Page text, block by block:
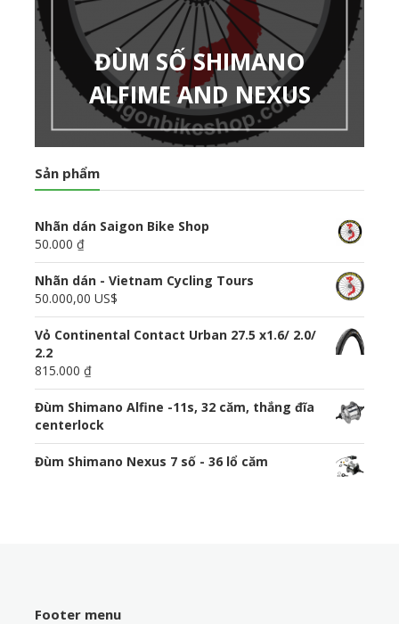
ĐÙM SỐ SHIMANO
ALFIME AND NEXUS
Sản phẩm
Nhãn dán Saigon Bike Shop
50.000 ₫
Nhãn dán - Vietnam Cycling Tours
50.000,00 US$
Vỏ Continental Contact Urban 27.5 x1.6/ 2.0/
2.2
815.000 ₫
Đùm Shimano Alfine -11s, 32 căm, thắng đĩa
centerlock
Đùm Shimano Nexus 7 số - 36 lổ căm
Footer menu